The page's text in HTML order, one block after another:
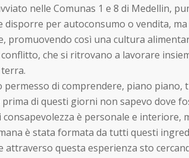
nelle Comunas 1 e 8 di Medellin,
per autoconsumo o vendita,
così una cultura
che si ritrovano a lavorare
di comprendere, piano
di questi giorni non sapevo dove
è personale e
è stata formata da tutti questi
attraverso questa esperienza sto